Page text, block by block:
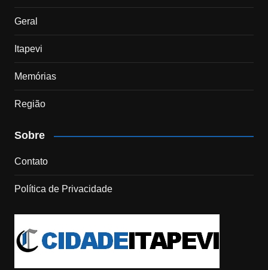
Geral
Itapevi
Memórias
Região
Sobre
Contato
Política de Privacidade